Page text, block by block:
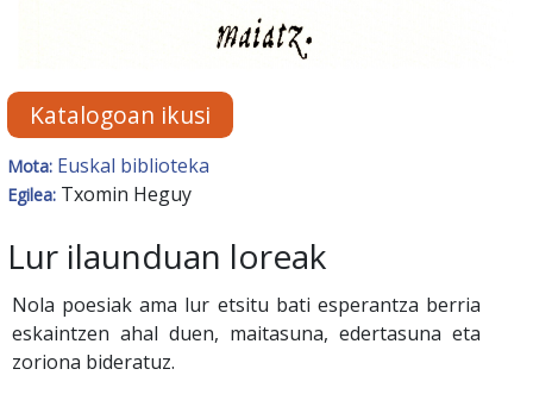
Katalogoan ikusi
Mota: Euskal biblioteka
Egilea: Txomin Heguy
Lur ilaunduan loreak
Nola poesiak ama lur etsitu bati esperantza berria
eskaintzen ahal duen, maitasuna, edertasuna eta
zoriona bideratuz.